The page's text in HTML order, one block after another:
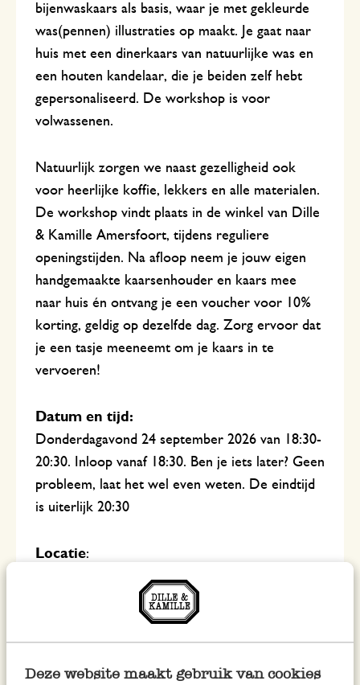
Deze website maakt gebruik van cookies
bijenwaskaars als basis, waar je met gekleurde
was(pennen) illustraties op maakt. Je gaat naar
huis met een dinerkaars van natuurlijke was en
een houten kandelaar, die je beiden zelf hebt
gepersonaliseerd. De workshop is voor
volwassenen.
Natuurlijk zorgen we naast gezelligheid ook
voor heerlijke koffie, lekkers en alle materialen.
De workshop vindt plaats in de winkel van Dille
& Kamille Amersfoort, tijdens reguliere
openingstijden. Na afloop neem je jouw eigen
handgemaakte kaarsenhouder en kaars mee
naar huis én ontvang je een voucher voor 10%
korting, geldig op dezelfde dag. Zorg ervoor dat
je een tasje meeneemt om je kaars in te
vervoeren!
Datum en tijd:
Donderdagavond 24 september 2026 van 18:30-
20:30. Inloop vanaf 18:30. Ben je iets later? Geen
probleem, laat het wel even weten. De eindtijd
is uiterlijk 20:30
Locatie:
Krommestraat 36 in Amersfoort.
Kosten:
€ 29,95.